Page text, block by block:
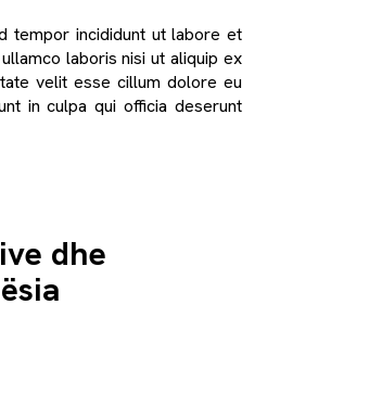
tempor incididunt ut labore et
laboris nisi ut aliquip ex
velit esse cillum dolore eu
in culpa qui officia deserunt
dhe